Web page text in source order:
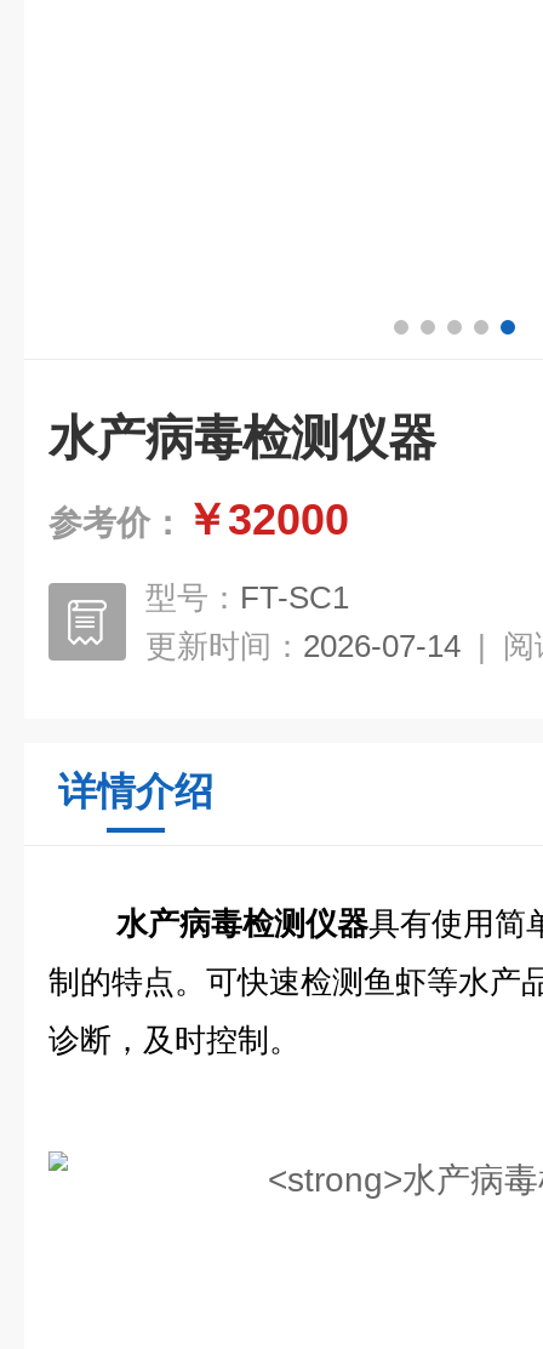
水产病毒检测仪器
参考价： ￥32000
型号： FT-SC1
更新时间： 2026-07-14 | 阅
详情介绍
水产病毒检测仪器具有使用简
制的特点。可快速检测鱼虾等水产
诊断，及时控制。